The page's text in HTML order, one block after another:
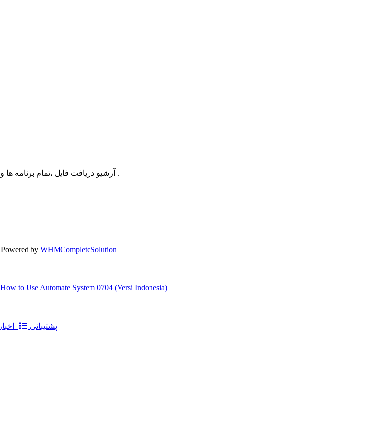
آرشیو دریافت فایل ،تمام برنامه ها و فایل هایی را که شما برای بالا بردن و راه اندازی سایت خود نیاز دارید را شامل میشود .
Powered by WHMCompleteSolution
How to Use Automate System 0704 (Versi Indonesia)
پشتیبانی اخبار